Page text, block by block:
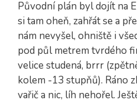
Původní plán byl dojít na
si tam oheň, zahřát se a
nám nevyšel, ohniště i
pod půl metrem tvrdého
velice studená, brrr
kolem -13 stupňů). Ráno
vařič a nic, líh nehořel.